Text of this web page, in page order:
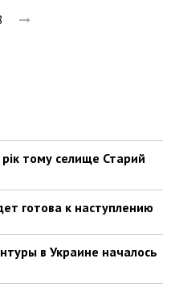
тому селище Старий
готова к наступлению
в Украине началось